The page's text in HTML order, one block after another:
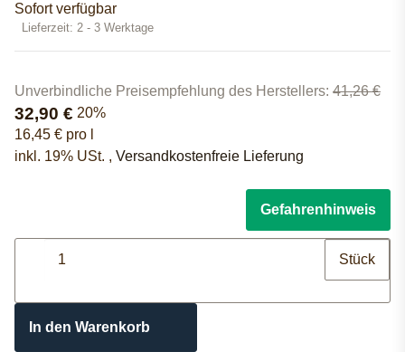
Sofort verfügbar
Lieferzeit: 2 - 3 Werktage
Unverbindliche Preisempfehlung des Herstellers: 41,26 €
32,90 € 20%
16,45 € pro l
inkl. 19% USt. , Versandkostenfreie Lieferung
Gefahrenhinweis
Stück
In den Warenkorb